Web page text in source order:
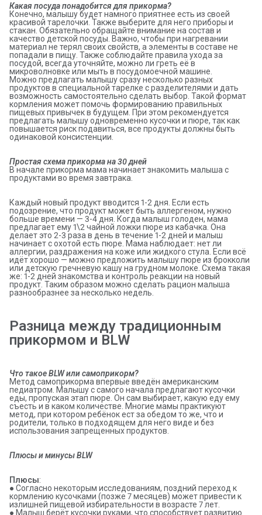
Какая посуда понадобится для прикорма?
Конечно, малышу будет намного приятнее есть из своей
красивой тарелочки. Также выберите для него приборы и
стакан. Обязательно обращайте внимание на состав и
качество детской посуды. Важно, чтобы при нагревании
материал не терял своих свойств, а элементы в составе не
попадали в пищу. Также соблюдайте правила ухода за
посудой, всегда уточняйте, можно ли греть её в
микроволновке или мыть в посудомоечной машине.
Можно предлагать малышу сразу несколько разных
продуктов в специальной тарелке с разделителями и дать
возможность самостоятельно сделать выбор. Такой формат
кормления может помочь формированию правильных
пищевых привычек в будущем. При этом рекомендуется
предлагать малышу одновременно кусочки и пюре, так как
повышается риск подавиться, все продукты должны быть
одинаковой консистенции.
Простая схема прикорма на 30 дней
В начале прикорма мама начинает знакомить малыша с
продуктами во время завтрака.
Каждый новый продукт вводится 1-2 дня. Если есть
подозрение, что продукт может быть аллергеном, нужно
больше времени — 3-4 дня. Когда малыш голоден, мама
предлагает ему 1\2 чайной ложки пюре из кабачка. Она
делает это 2-3 раза в день в течение 1-2 дней и малыш
начинает с охотой есть пюре. Мама наблюдает: нет ли
аллергии, раздражения на коже или жидкого стула. Если всё
идёт хорошо — можно предложить малышу пюре из брокколи
или детскую гречневую кашу на грудном молоке. Схема такая
же: 1-2 дней знакомства и контроль реакции на новый
продукт. Таким образом можно сделать рацион малыша
разнообразнее за несколько недель.
Разница между традиционным
прикормом и BLW
Что такое BLW или самоприкорм?
Метод самоприкорма впервые введён американским
педиатром. Малышу с самого начала предлагают кусочки
еды, пропуская этап пюре. Он сам выбирает, какую еду ему
съесть и в каком количестве. Многие мамы практикуют
метод, при котором ребёнок ест за обедом то же, что и
родители, только в подходящем для него виде и без
использования запрещенных продуктов.
Плюсы и минусы BLW
Плюсы:
● Согласно некоторым исследованиям, поздний переход к
кормлению кусочками (позже 7 месяцев) может привести к
излишней пищевой избирательности в возрасте 7 лет.
● Малыш берёт кусочки руками, что способствует развитию